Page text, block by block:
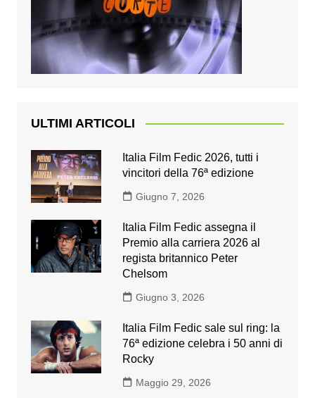
ULTIMI ARTICOLI
Italia Film Fedic 2026, tutti i
vincitori della 76ª edizione
Giugno 7, 2026
Italia Film Fedic assegna il
Premio alla carriera 2026 al
regista britannico Peter
Chelsom
Giugno 3, 2026
Italia Film Fedic sale sul ring: la
76ª edizione celebra i 50 anni di
Rocky
Maggio 29, 2026